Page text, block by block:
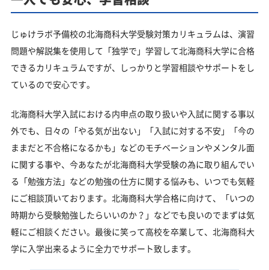
じゅけラボ予備校の北海商科大学受験対策カリキュラムは、演習
問題や解説集を使用して「独学で」学習して北海商科大学に合格
できるカリキュラムですが、しっかりと学習相談やサポートをし
ているので安心です。
北海商科大学入試における内申点の取り扱いや入試に関する事以
外でも、日々の「やる気が出ない」「入試に対する不安」「今の
ままだと不合格になるかも」などのモチベーションやメンタル面
に関する事や、今あなたが北海商科大学受験の為に取り組んでい
る「勉強方法」などの勉強の仕方に関する悩みも、いつでも気軽
にご相談頂いております。北海商科大学合格に向けて、「いつの
時期から受験勉強したらいいのか？」などでも良いのでまずは気
軽にご相談ください。最後に笑って高校を卒業して、北海商科大
学に入学出来るように全力でサポート致します。